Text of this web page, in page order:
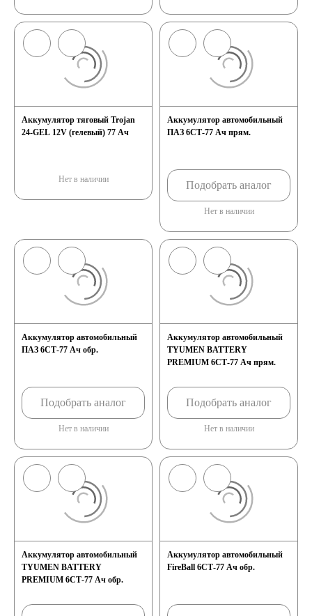
Аккумулятор тяговый Trojan
24-GEL 12V (гелевый) 77 Ач
Нет в наличии
Аккумулятор автомобильный
ПАЗ 6СТ-77 Ач прям.
Подобрать аналог
Нет в наличии
Аккумулятор автомобильный
ПАЗ 6СТ-77 Ач обр.
Подобрать аналог
Нет в наличии
Аккумулятор автомобильный
TYUMEN BATTERY
PREMIUM 6СТ-77 Ач прям.
Подобрать аналог
Нет в наличии
Аккумулятор автомобильный
TYUMEN BATTERY
PREMIUM 6СТ-77 Ач обр.
Аккумулятор автомобильный
FireBall 6СТ-77 Ач обр.